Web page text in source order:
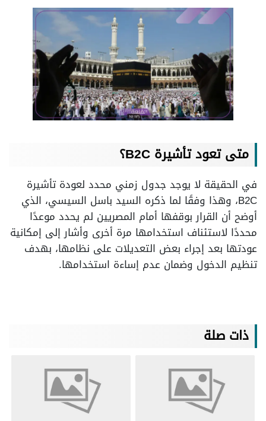
متى تعود تأشيرة B2C؟
في الحقيقة لا يوجد جدول زمني محدد لعودة تأشيرة
B2C، وهذا وفقًا لما ذكره السيد باسل السيسي، الذي
أوضح أن القرار بوقفها أمام المصريين لم يحدد موعدًا
محددًا لاستئناف استخدامها مرة أخرى وأشار إلى إمكانية
عودتها بعد إجراء بعض التعديلات على نظامها، بهدف
تنظيم الدخول وضمان عدم إساءة استخدامها.
ذات صلة